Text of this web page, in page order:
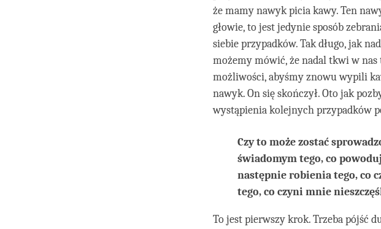
że mamy nawyk picia kawy. Ten
głowie, to jest jedynie sposób
siebie przypadków. Tak długo, jak
możemy mówić, że nadal tkwi w
możliwości, abyśmy znowu wypili
nawyk. On się skończył. Oto jak
wystąpienia kolejnych przypadków
Czy to może zostać
świadomym tego, co
następnie robienia tego, co
tego, co czyni mnie
To jest pierwszy krok. Trzeba pójść